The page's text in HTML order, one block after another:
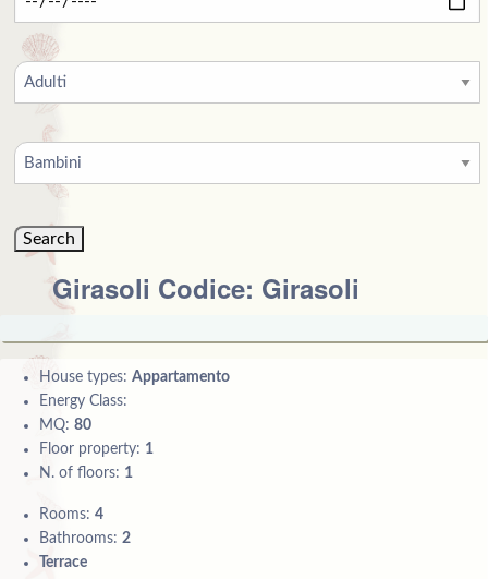
Girasoli Codice: Girasoli
House types: Appartamento
Energy Class:
MQ: 80
Floor property: 1
N. of floors: 1
Rooms: 4
Bathrooms: 2
Terrace